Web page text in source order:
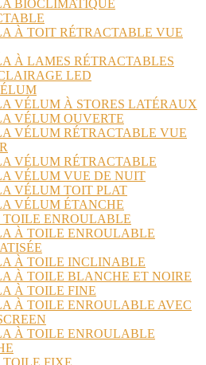
BIOCLIMATIQUE
À TOIT RÉTRACTABLE VUE
À LAMES RÉTRACTABLES
LED
VÉLUM À STORES LATÉRAUX
VÉLUM OUVERTE
VÉLUM RÉTRACTABLE VUE
VÉLUM RÉTRACTABLE
VÉLUM VUE DE NUIT
VÉLUM TOIT PLAT
VÉLUM ÉTANCHE
TOILE ENROULABLE
À TOILE ENROULABLE
À TOILE INCLINABLE
À TOILE BLANCHE ET NOIRE
À TOILE FINE
À TOILE ENROULABLE AVEC
À TOILE ENROULABLE
TOILE FIXE